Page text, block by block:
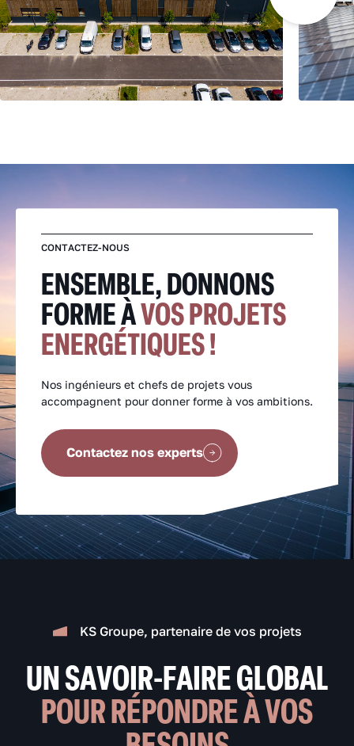
CONTACTEZ-NOUS
ENSEMBLE, DONNONS
FORME ÀVOS PROJETS
ENERGÉTIQUES !
Nos ingénieurs et chefs de projets vous
accompagnent pour donner forme à vos ambitions.
Contactez nos experts
KS Groupe, partenaire de vos projets
UN SAVOIR-FAIRE GLOBAL
POUR RÉPONDRE À VOS